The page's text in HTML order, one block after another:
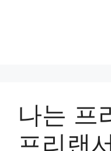
나는
프리랜